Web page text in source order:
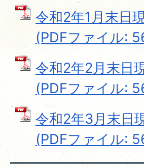
令和2年1月末日
(PDFファイル:
令和2年2月末日
(PDFファイル:
令和2年3月末日
(PDFファイル: